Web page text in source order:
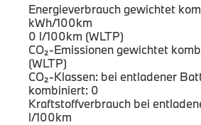
Energieverbrauch gewichtet
kWh/100km
0 l/100km (WLTP)
CO₂-Emissionen gewichtet
(WLTP)
CO₂-Klassen: bei entladener
kombiniert: 0
Kraftstoffverbrauch bei
l/100km